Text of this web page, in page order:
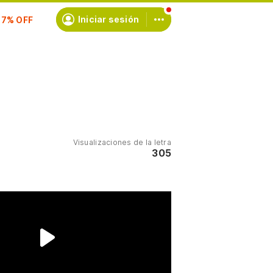
Iniciar sesión
Visualizaciones de la letra
305